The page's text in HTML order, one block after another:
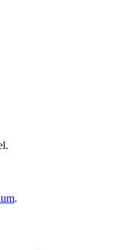
.